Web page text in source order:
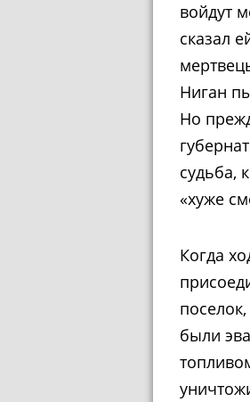
войдут
сказал
Ниган
Но
судьба,
«хуже
Когда
были